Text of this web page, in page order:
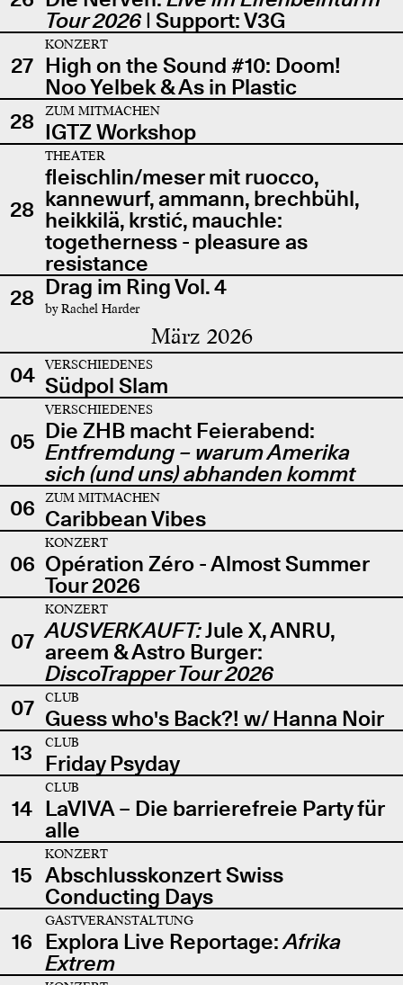
Tour 2026| Support: V3G
27
KONZERT
High on the Sound #10: Doom!
Noo Yelbek & As in Plastic
28
ZUM MITMACHEN
IGTZ Workshop
28
THEATER
fleischlin/meser mit ruocco,
kannewurf, ammann, brechbühl,
heikkilä, krstić, mauchle:
togetherness - pleasure as
resistance
28 Drag im Ring Vol. 4
by Rachel Harder
März 2026
04 VERSCHIEDENES
Südpol Slam
05
VERSCHIEDENES
Die ZHB macht Feierabend:
Entfremdung – warum Amerika
sich (und uns) abhanden kommt
06
ZUM MITMACHEN
Caribbean Vibes
06
KONZERT
Opération Zéro - Almost Summer
Tour 2026
07
KONZERT
AUSVERKAUFT:Jule X, ANRU,
areem & Astro Burger:
DiscoTrapper Tour 2026
07
CLUB
Guess who's Back?! w/ Hanna Noir
13
CLUB
Friday Psyday
14
CLUB
LaVIVA – Die barrierefreie Party für
alle
15
KONZERT
Abschlusskonzert Swiss
Conducting Days
16
GASTVERANSTALTUNG
Explora Live Reportage:Afrika
Extrem